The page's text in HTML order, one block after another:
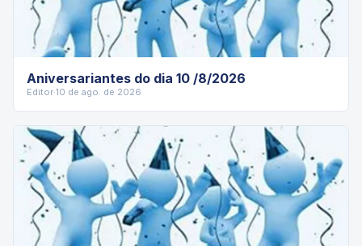
Aniversariantes do dia 10 /8/2026
Editor·10 de ago. de 2026